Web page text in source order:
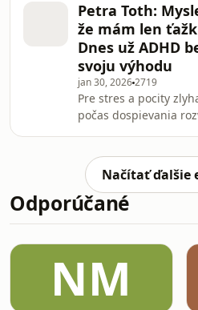
zároveň určujúcom
okamihov pre jeho
Fotografka Gabriela
najnovšej sérii
dokumentuje smrť.
prišlo vo chvíli, keď
že práve
počas života pre nás
Petra Toth:
že mám len
Dnes už ADHD
svoju výhodu
jan 30, 20262719
Pre stres a pocity
počas dospievania
sen a začala vyrábať
vlastnú firmu. Po
však pre stres a citové
prestala jesť.
Terapia slovom
mladosti rozhodla, že
závislá od žiadneho
Načítať ďalšie
Odporúčané
NM